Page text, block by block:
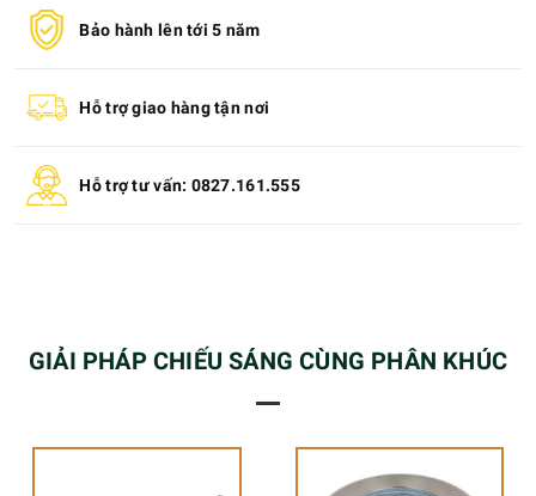
Bảo hành lên tới 5 năm
Hỗ trợ giao hàng tận nơi
Hỗ trợ tư vấn: 0827.161.555
GIẢI PHÁP CHIẾU SÁNG CÙNG PHÂN KHÚC